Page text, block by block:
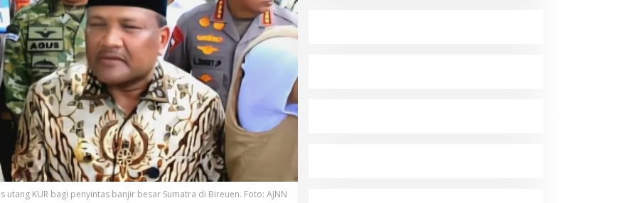
KUR bagi penyintas banjir besar Sumatra di Bireuen. Foto: AJNN